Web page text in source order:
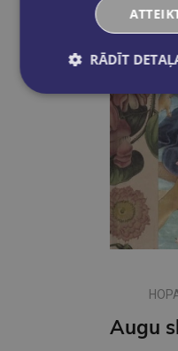
RĀDĪT